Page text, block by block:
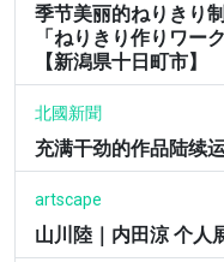
季节美丽的ねりきり
「ねりきり作りワー
【新潟県十日町市】
北國新聞
充满干劲的作品陆续
artscape
山川陸｜内田涼 个人